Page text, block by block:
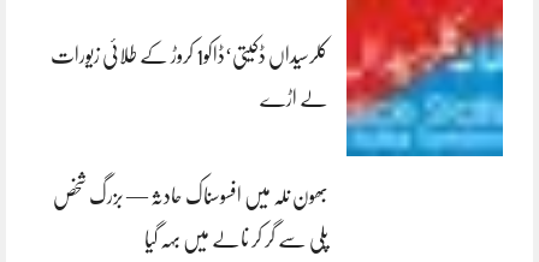
کلرسیداں ڈکیتی‘ڈاکو1 کروڑ کے طلائی زیورات
لے اڑے
بھون نلہ میں افسوسناک حادثہ — بزرگ شخص
پلی سے گر کر نالے میں بہہ گیا